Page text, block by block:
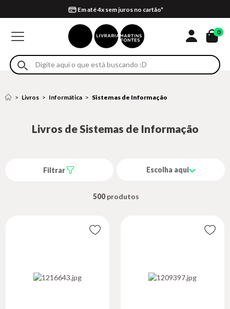
Formas de entrega
Compra 100% segura
Em até 4x sem juros no cartão*
Retire na loja
Eventos
0
Livros Informática Sistemas de Informação
Livros de Sistemas de Informação
Filtrar Escolha aqui
500